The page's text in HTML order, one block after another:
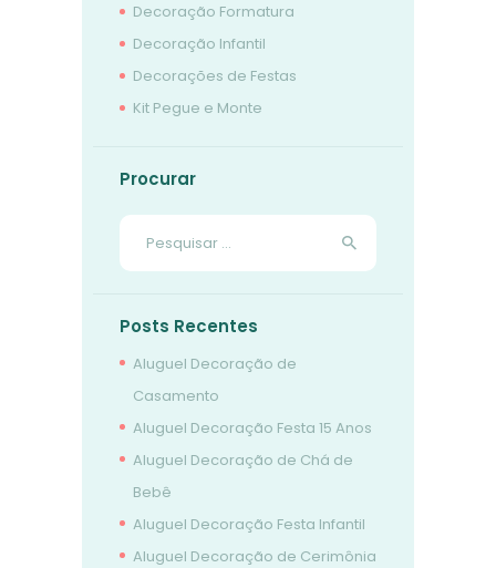
Decoração Formatura
Decoração Infantil
Decorações de Festas
Kit Pegue e Monte
Procurar
Pesquisar
por:
Posts Recentes
Aluguel Decoração de
Casamento
Aluguel Decoração Festa 15 Anos
Aluguel Decoração de Chá de
Bebê
Aluguel Decoração Festa Infantil
Aluguel Decoração de Cerimônia